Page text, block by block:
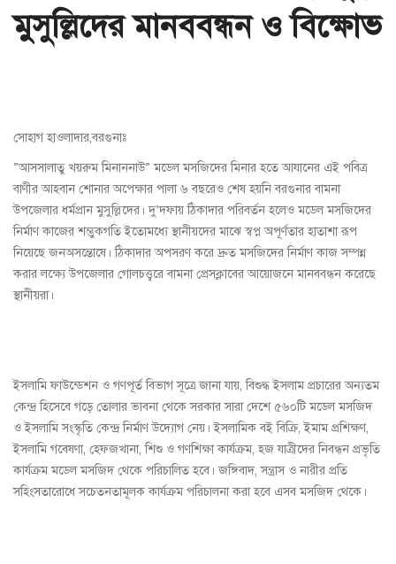
মুসুল্লিদের মানববন্ধন ও বিক্ষোভ
সোহাগ হাওলাদার,বরগুনাঃ
”আসসালাতু খয়রুম মিনাননাউ” মডেল মসজিদের মিনার হতে আযানের এই পবিত্র
বাণীর আহবান শোনার অপেক্ষার পালা ৬ বছরেও শেষ হয়নি বরগুনার বামনা
উপজেলার ধর্মপ্রান মুসুল্লিদের। দু’দফায় ঠিকাদার পরিবর্তন হলেও মডেল মসজিদের
নির্মাণ কাজের শম্ভুকগতি ইতোমধ্যে স্থানীয়দের মাঝে স্বপ্ন অপূর্ণতার হাতাশা রূপ
নিয়েছে জনঅসন্তোষে। ঠিকাদার অপসরণ করে দ্রুত মসজিদের নির্মাণ কাজ সম্পন্ন
করার লক্ষ্যে উপজেলার গোলচত্ত্বরে বামনা প্রেসক্লাবের আয়োজনে মানববন্ধন করেছে
স্থানীয়রা।
ইসলামি ফাউন্ডেশন ও গণপূর্ত বিভাগ সূত্রে জানা যায়, বিশুদ্ধ ইসলাম প্রচারের অন্যতম
কেন্দ্র হিসেবে গড়ে তোলার ভাবনা থেকে সরকার সারা দেশে ৫৬০টি মডেল মসজিদ
ও ইসলামি সংস্কৃতি কেন্দ্র নির্মাণ উদ্যোগ নেয়। ইসলামিক বই বিক্রি, ইমাম প্রশিক্ষণ,
ইসলামি গবেষণা, হেফজখানা, শিশু ও গণশিক্ষা কার্যক্রম, হজ যাত্রীদের নিবন্ধন প্রভৃতি
কার্যক্রম মডেল মসজিদ থেকে পরিচালিত হবে। জঙ্গিবাদ, সন্ত্রাস ও নারীর প্রতি
সহিংসতারোধে সচেতনতামূলক কার্যক্রম পরিচালনা করা হবে এসব মসজিদ থেকে।